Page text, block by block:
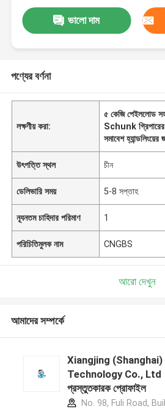
ভালো দাম
পণ্যের বর্ণনা
লক্ষণীয় করা:
৫ কেজি পেইললোড
Schunk
সমাবেশ
উৎপত্তি স্থল চীন
ডেলিভারি সময় 5-8 সপ্তাহ
ন্যূনতম চাহিদার পরিমাণ 1
পরিচিতিমুলক নাম CNGBS
আরো দেখুন
আমাদের সম্পর্কে
Xiangjing (Shanghai)
Technology Co., Ltd
প্রস্তুতকারক প্রোফাইল
No. 98, Fuli Road,